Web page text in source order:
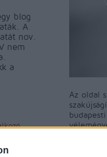
blog
A
nov.
nem
a
Az oldal
A blog